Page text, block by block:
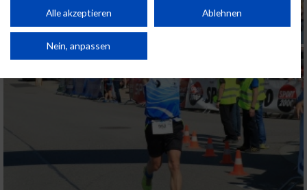
Kombinationen von Daten aus verschiedenen Quellen. Entwicklung und
von Inhalten.
Daten können außerhalb der Europäischen Union weitergegeben und in die
Website/App.
Partnerliste anzeigen (1 IAB-Anbieter)
Wir nutzen Ihre Daten für folgende Zwecke:
Speichern von oder Zugriff auf Informationen
Alle akzeptieren Ablehnen
Nein, anpassen